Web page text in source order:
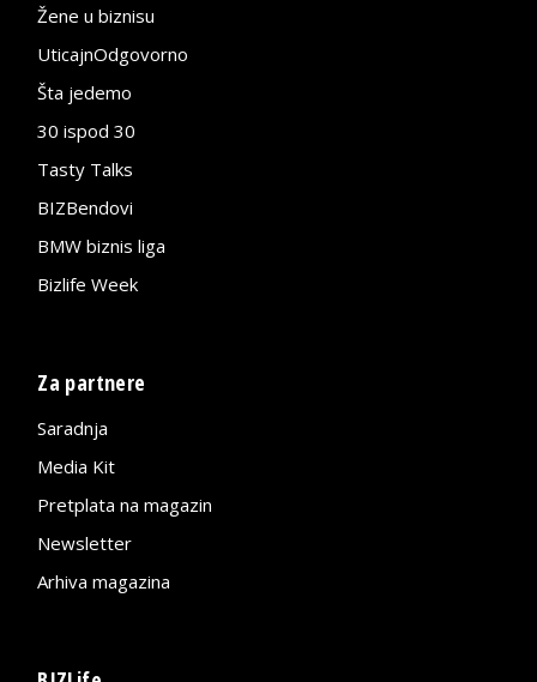
Žene u biznisu
UticajnOdgovorno
Šta jedemo
30 ispod 30
Tasty Talks
BIZBendovi
BMW biznis liga
Bizlife Week
Za partnere
Saradnja
Media Kit
Pretplata na magazin
Newsletter
Arhiva magazina